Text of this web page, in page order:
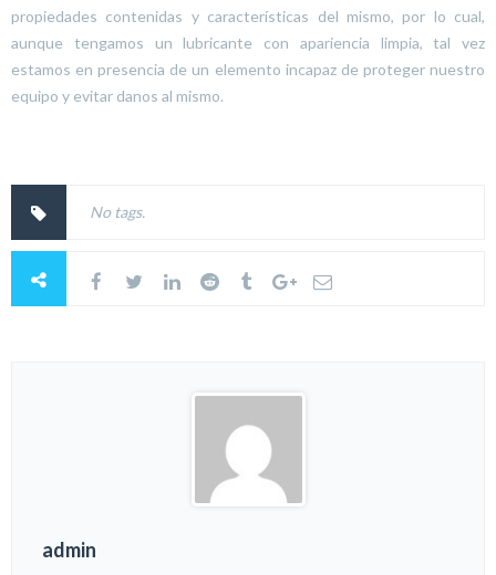
propiedades contenidas y características del mismo, por lo cual,
aunque tengamos un lubricante con apariencia limpia, tal vez
estamos en presencia de un elemento incapaz de proteger nuestro
equipo y evitar danos al mismo.
No tags.
admin